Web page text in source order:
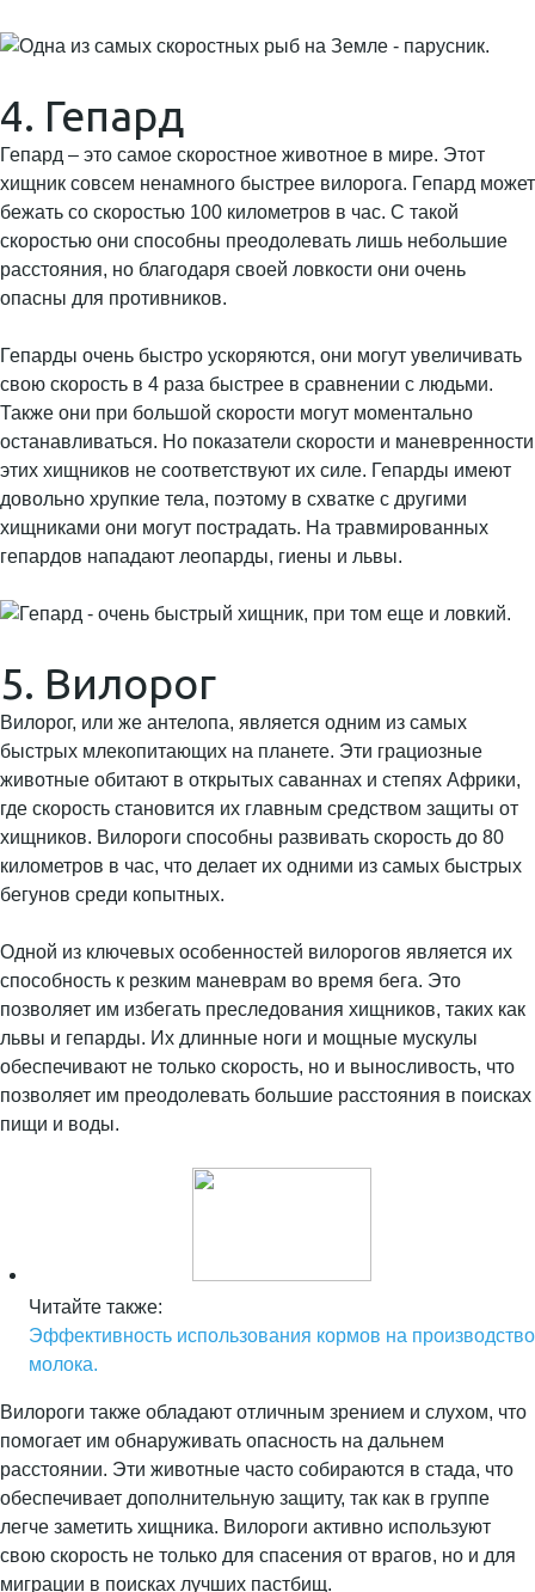
4. Гепард
Гепард – это самое скоростное животное в мире. Этот
хищник совсем ненамного быстрее вилорога. Гепард может
бежать со скоростью 100 километров в час. С такой
скоростью они способны преодолевать лишь небольшие
расстояния, но благодаря своей ловкости они очень
опасны для противников.
Гепарды очень быстро ускоряются, они могут увеличивать
свою скорость в 4 раза быстрее в сравнении с людьми.
Также они при большой скорости могут моментально
останавливаться. Но показатели скорости и маневренности
этих хищников не соответствуют их силе. Гепарды имеют
довольно хрупкие тела, поэтому в схватке с другими
хищниками они могут пострадать. На травмированных
гепардов нападают леопарды, гиены и львы.
5. Вилорог
Вилорог, или же антелопа, является одним из самых
быстрых млекопитающих на планете. Эти грациозные
животные обитают в открытых саваннах и степях Африки,
где скорость становится их главным средством защиты от
хищников. Вилороги способны развивать скорость до 80
километров в час, что делает их одними из самых быстрых
бегунов среди копытных.
Одной из ключевых особенностей вилорогов является их
способность к резким маневрам во время бега. Это
позволяет им избегать преследования хищников, таких как
львы и гепарды. Их длинные ноги и мощные мускулы
обеспечивают не только скорость, но и выносливость, что
позволяет им преодолевать большие расстояния в поисках
пищи и воды.
Читайте также:
Эффективность использования кормов на производство
молока.
Вилороги также обладают отличным зрением и слухом, что
помогает им обнаруживать опасность на дальнем
расстоянии. Эти животные часто собираются в стада, что
обеспечивает дополнительную защиту, так как в группе
легче заметить хищника. Вилороги активно используют
свою скорость не только для спасения от врагов, но и для
миграции в поисках лучших пастбищ.